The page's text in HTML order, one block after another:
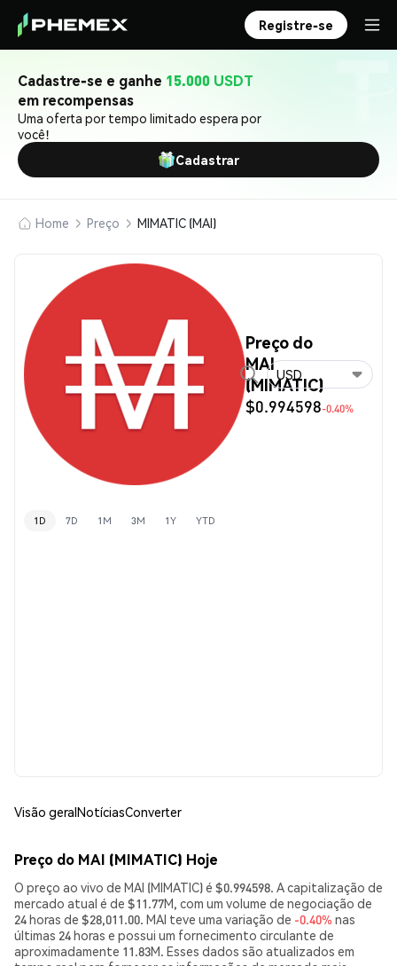
Registre-se
Cadastre-se e ganhe 15.000 USDT
em recompensas
Uma oferta por tempo limitado espera por
você!
Cadastrar
Home Preço MIMATIC (MAI)
Preço do
MAI
(MIMATIC)
$0.994598-0.40%
USD
1D 7D 1M 3M 1Y YTD
Visão geralNotíciasConverter
Preço do MAI (MIMATIC) Hoje
O preço ao vivo de MAI (MIMATIC) é $0.994598. A capitalização de
mercado atual é de $11.77M, com um volume de negociação de
24 horas de $28,011.00. MAI teve uma variação de -0.40% nas
últimas 24 horas e possui um fornecimento circulante de
aproximadamente 11.83M. Esses dados são atualizados em